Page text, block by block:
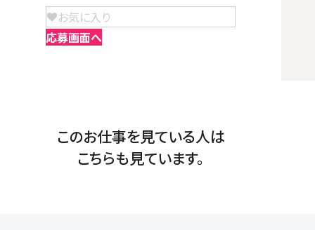
お気に入り
応募画面へ
このお仕事を見ている人は
こちらも見ています。